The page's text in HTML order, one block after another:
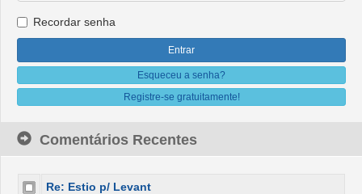
Recordar senha
Esqueceu a senha?
Registre-se gratuitamente!
Comentários Recentes
Re: Estio p/ Levant